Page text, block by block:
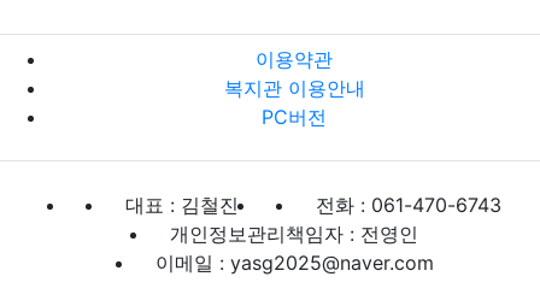
이용약관
복지관 이용안내
PC버전
대표 : 김철진
전화 : 061-470-6743
개인정보관리책임자 : 전영인
이메일 : yasg2025@naver.com